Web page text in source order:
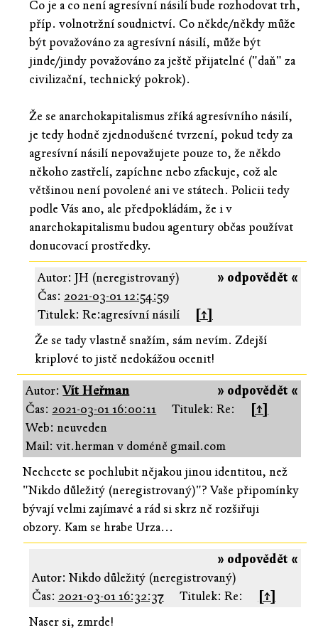
Co je a co není agresívní násilí bude rozhodovat trh,
příp. volnotržní soudnictví. Co někde/někdy může
být považováno za agresívní násilí, může být
jinde/jindy považováno za ještě přijatelné ("daň" za
civilizační, technický pokrok).
Že se anarchokapitalismus zříká agresívního násilí,
je tedy hodně zjednodušené tvrzení, pokud tedy za
agresívní násilí nepovažujete pouze to, že někdo
někoho zastřelí, zapíchne nebo zfackuje, což ale
většinou není povolené ani ve státech. Policii tedy
podle Vás ano, ale předpokládám, že i v
anarchokapitalismu budou agentury občas používat
donucovací prostředky.
» odpovědět «
Autor: JH (neregistrovaný)
Čas: 2021-03-01 12:54:59
Titulek: Re:agresívní násilí
[↑]
Že se tady vlastně snažím, sám nevím. Zdejší
kriplové to jistě nedokážou ocenit!
» odpovědět «
Autor:Vít Heřman
Čas: 2021-03-01 16:00:11 Titulek: Re:
[↑]
Web: neuveden
Mail: vit.herman v doméně gmail.com
Nechcete se pochlubit nějakou jinou identitou, než
"Nikdo důležitý (neregistrovaný)"? Vaše připomínky
bývají velmi zajímavé a rád si skrz ně rozšiřuji
obzory. Kam se hrabe Urza...
» odpovědět «
Autor: Nikdo důležitý (neregistrovaný)
Čas: 2021-03-01 16:32:37 Titulek: Re:
[↑]
Naser si, zmrde!